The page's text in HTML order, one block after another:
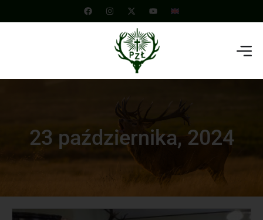
23 października, 2024